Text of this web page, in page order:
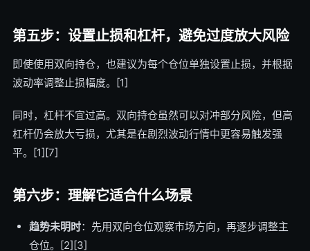
第五步：设置止损和杠杆，避免过度放大风险
即使使用双向持仓，也建议为每个仓位单独设置止损，并根据
波动率调整止损幅度。[1]
同时，杠杆不宜过高。双向持仓虽然可以对冲部分风险，但高
杠杆仍会放大亏损，尤其是在剧烈波动行情中更容易触发强
平。[1][7]
第六步：理解它适合什么场景
趋势未明时：先用双向仓位观察市场方向，再逐步调整主
仓位。[2][3]